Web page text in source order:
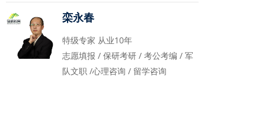
栾永春
特级专家 从业10年
志愿填报 / 保研考研 / 考公考编 / 军
队文职 /心理咨询 / 留学咨询